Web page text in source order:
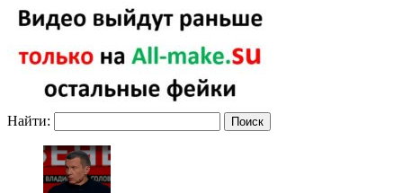
Найти: